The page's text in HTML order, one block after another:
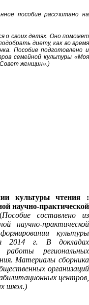
пособие рассчитано на
о своих детях. Оно поможет
диету, как во время
Пособие подготовлено и
семейной культуры «Моя
женщин».)
культуры чтения :
научно-практической
(Пособие составлено из
научно-практической
культуры
2014 г. В докладах
региональных
Материалы сборника
организаций
центров,
школ.)